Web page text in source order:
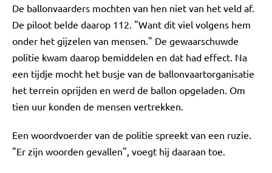
De ballonvaarders mochten van hen niet van het veld af.
De piloot belde daarop 112. "Want dit viel volgens hem
onder het gijzelen van mensen." De gewaarschuwde
politie kwam daarop bemiddelen en dat had effect. Na
een tijdje mocht het busje van de ballonvaartorganisatie
het terrein oprijden en werd de ballon opgeladen. Om
tien uur konden de mensen vertrekken.
Een woordvoerder van de politie spreekt van een ruzie.
"Er zijn woorden gevallen", voegt hij daaraan toe.